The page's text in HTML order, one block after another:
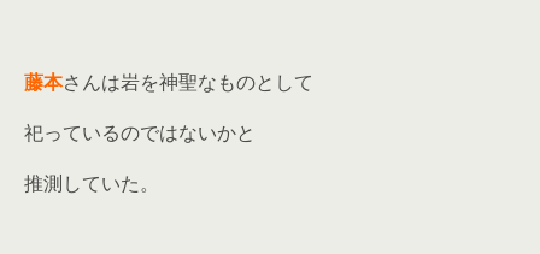
藤本さんは岩を神聖なものとして
祀っているのではないかと
推測していた。